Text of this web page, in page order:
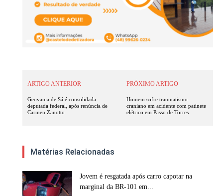
ARTIGO ANTERIOR
Geovania de Sá é consolidada
deputada federal, após renúncia de
Carmen Zanotto
PRÓXIMO ARTIGO
Homem sofre traumatismo
craniano em acidente com patinete
elétrico em Passo de Torres
Matérias Relacionadas
Jovem é resgatada após carro capotar na
marginal da BR-101 em...